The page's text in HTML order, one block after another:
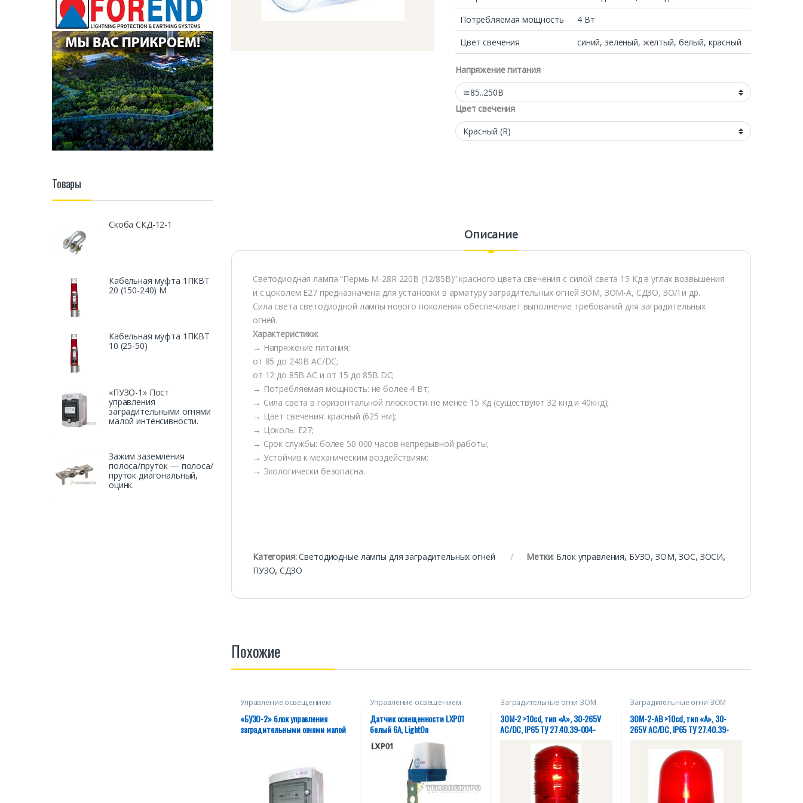
Потребляемая мощность
4 Вт
Цвет свечения
синий, зеленый, желтый, белый, красный
Напряжение питания
Цвет свечения
Описание
Светодиодная лампа “Пермь М-28R 220В (12/85В)” красного цвета свечения с силой света 15 Кд в углах возвышения
и с цоколем Е27 предназначена для установки в арматуру заградительных огней ЗОМ, ЗОМ-А, СДЗО, ЗОЛ и др.
Сила света светодиодной лампы нового поколения обеспечивает выполнение требований для заградительных
огней.
Характеристики:
→ Напряжение питания:
от 85 до 240В AC/DC;
от 12 до 85В AC и от 15 до 85В DC;
→ Потребляемая мощность: не более 4 Вт;
→ Сила света в горизонтальной плоскости: не менее 15 Кд (существуют 32 кнд и 40кнд);
→ Цвет свечения: красный (625 нм);
→ Цоколь: Е27;
→ Срок службы: более 50 000 часов непрерывной работы;
→ Устойчив к механическим воздействиям;
→ Экологически безопасна.
Категория:Светодиодные лампы для заградительных огней Метки: Блок управления, БУЗО,ЗОМ,ЗОС, ЗОСИ,
ПУЗО,СДЗО
Похожие
Управление освещением
«БУЗО-2» блок управления
заградительными огнями малой
Управление освещением
Датчик освещенности LXP01
белый 6А, LightOn
Заградительные огни ЗОМ
ЗОМ-2 >10cd, тип «А», 30-265V
AC/DC, IP65 ТУ 27.40.39-004-
Заградительные огни ЗОМ
ЗОМ-2-АВ >10cd, тип «А», 30-
265V AC/DC, IP65 ТУ 27.40.39-
Товары
Скоба СКД-12-1
Кабельная муфта 1ПКВТ
20 (150-240) М
Кабельная муфта 1ПКВТ
10 (25-50)
«ПУЗО-1» Пост
управления
заградительными огнями
малой интенсивности.
Зажим заземления
полоса/пруток — полоса/
пруток диагональный,
оцинк.